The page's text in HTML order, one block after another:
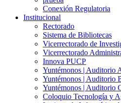
Conexión Regulatoria
Institucional
Rectorado
Sistema de Bibliotecas
Vicerrectorado de
Vicerrectorado
Innova PUCP
Yuntémonos | Auditorio
Yuntémonos | Auditorio
Yuntémonos | Auditorio
Coloquio Tecnología y